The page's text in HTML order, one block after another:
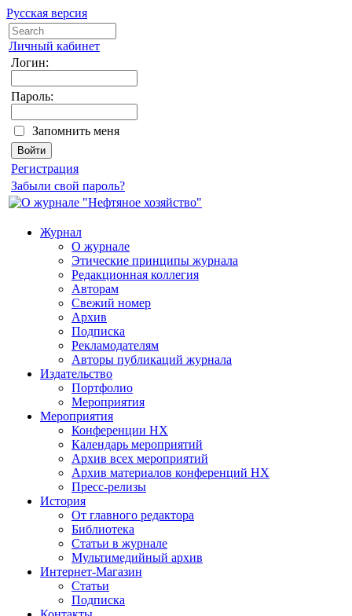
Русская версия
Личный кабинет
Логин:
Пароль:
Запомнить меня
Регистрация
Забыли свой пароль?
Журнал
О журнале
Этические принципы журнала
Редакционная коллегия
Авторам
Свежий номер
Архив
Подписка
Рекламодателям
Авторы публикаций журнала
Издательство
Портфолио
Мероприятия
Мероприятия
Конференции НХ
Календарь мероприятий
Архив всех мероприятий
Архив материалов конференций НХ
Пресс-релизы
История
От главного редактора
Библиотека
Статьи в журнале
Мультимедийный архив
Интернет-Магазин
Статьи
Подписка